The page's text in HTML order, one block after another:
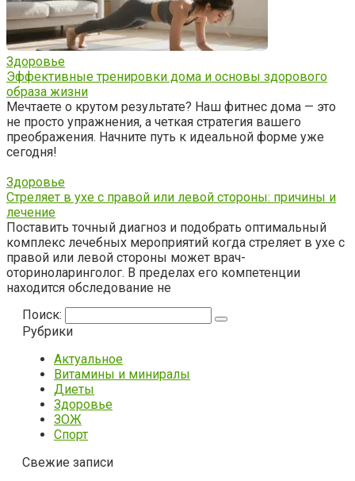
Здоровье
Эффективные тренировки дома и основы здорового
образа жизни
Мечтаете о крутом результате? Наш фитнес дома — это
не просто упражнения, а четкая стратегия вашего
преображения. Начните путь к идеальной форме уже
сегодня!
Здоровье
Стреляет в ухе с правой или левой стороны: причины и
лечение
Поставить точный диагноз и подобрать оптимальный
комплекс лечебных мероприятий когда стреляет в ухе с
правой или левой стороны может врач-
оториноларинголог. В пределах его компетенции
находится обследование не
Поиск:
Рубрики
Актуальное
Витамины и миниралы
Диеты
Здоровье
ЗОЖ
Спорт
Свежие записи